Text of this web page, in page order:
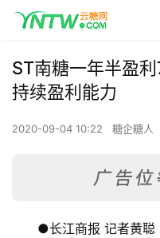
ST南糖一年半盈
持续盈利能力
2020-09-04 10:22 糖企糖人
●长江商报 记者黄聪